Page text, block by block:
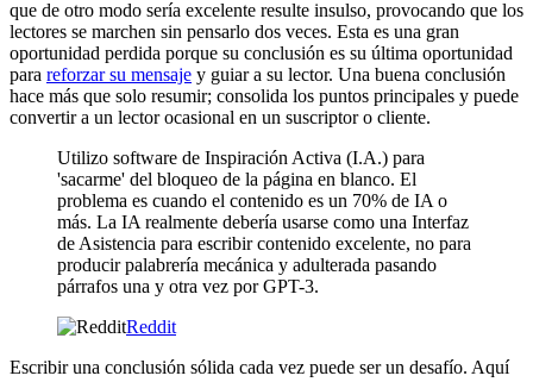
que de otro modo sería excelente resulte insulso, provocando que los
lectores se marchen sin pensarlo dos veces. Esta es una gran
oportunidad perdida porque su conclusión es su última oportunidad
para reforzar su mensaje y guiar a su lector. Una buena conclusión
hace más que solo resumir; consolida los puntos principales y puede
convertir a un lector ocasional en un suscriptor o cliente.
Utilizo software de Inspiración Activa (I.A.) para
'sacarme' del bloqueo de la página en blanco. El
problema es cuando el contenido es un 70% de IA o
más. La IA realmente debería usarse como una Interfaz
de Asistencia para escribir contenido excelente, no para
producir palabrería mecánica y adulterada pasando
párrafos una y otra vez por GPT-3.
Reddit
Escribir una conclusión sólida cada vez puede ser un desafío. Aquí